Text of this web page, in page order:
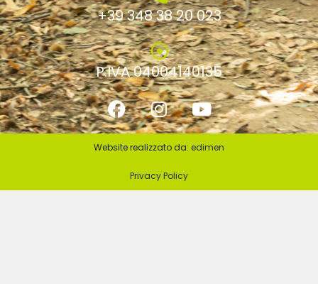
+39 348 38 20 023
P.IVA 04004140135
Website realizzato da: edimen
Privacy Policy